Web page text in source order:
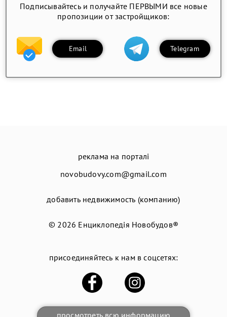
просмотреть всю информацию
Подписывайтесь и получайте ПЕРВЫМИ все новые
пропозиции от застройщиков:
Email Telegram
реклама на порталі
novobudovy.com@gmail.com
добавить недвижимость (компанию)
© 2026 Енциклопедія Новобудов®
присоединяйтесь к нам в соцсетях: